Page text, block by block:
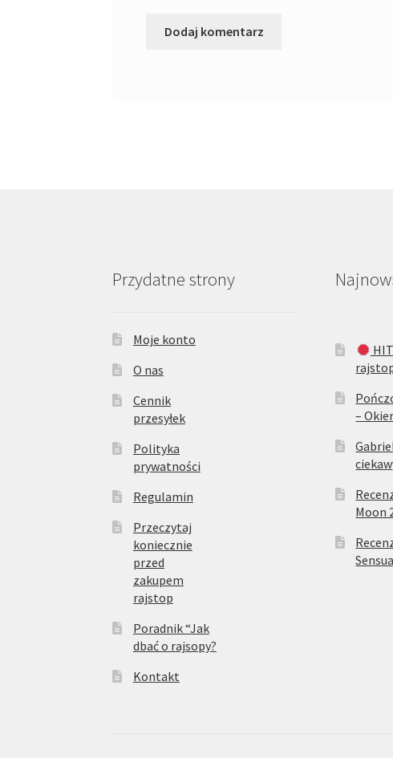
Przydatne strony
Moje konto
O nas
Cennik
przesyłek
Polityka
prywatności
Regulamin
Przeczytaj
koniecznie
przed
zakupem
rajstop
Poradnik “Jak
dbać o rajsopy?
Kontakt
–
Moon